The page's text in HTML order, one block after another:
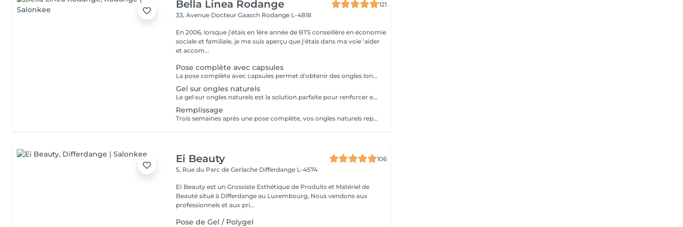
Bella Linea Rodange
121
33, Avenue Docteur Gaasch Rodange L-4818
En 2006, lorsque j'étais en 1ère année de BTS conseillère en économie
sociale et familiale, je me suis aperçu que j'étais dans ma voie 'aider
et accom...
Pose complète avec capsules
La pose complète avec capsules permet d'obtenir des ongles longs et élégants, parfaitement adaptés à vos envies. Après une préparation minutieuse de vos ongles naturels, des capsules sont posées et façonnées pour créer la forme idéale. Un renforcement en gel ou en résine assure solidité et tenue. Ce soin est exclusivement réservé aux clientes qui se présentent avec leurs ongles naturels, afin de garantir un résultat durable et harmonieux. La prestation se termine par la mise en beauté de vos ongles selon vos préférences : couleur unie, french raffinée ou décorations personnalisées.
Gel sur ongles naturels
Le gel sur ongles naturels est la solution parfaite pour renforcer et embellir vos propres ongles, sans extension. Après une préparation minutieuse, un gel UV est appliqué directement sur l'ongle, créant une surface lisse, résistante et brillante. Le travail des cuticules (manucure combinée) est inclus dans la prestation. Cette technique permet de conserver la longueur naturelle tout en apportant solidité et élégance, pour des mains toujours impeccables et une tenue longue durée.
Remplissage
Trois semaines après une pose complète, vos ongles naturels repoussent et un espace apparaît entre la capsule et la base de l'ongle. Le remplissage consiste à combler cette zone afin de retrouver une surface lisse, solide et uniforme. Ce soin d'entretien prolonge la durée de vie de vos ongles artificiels tout en gardant une manucure impeccable, que vous souhaitiez conserver la même couleur ou en changer. Le travail des cuticules (manucure combinée) est inclus dans la prestation.
Ei Beauty
106
5, Rue du Parc de Gerlache Differdange L-4574
EI Beauty est un Grossiste Esthétique de Produits et Matériel de
Beauté situé à Differdange au Luxembourg, Nous vendons aux
professionnels et aux pri...
Pose de Gel / Polygel